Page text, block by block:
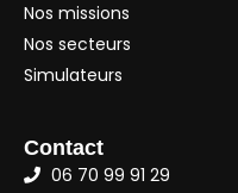
Nos missions
Nos secteurs
Simulateurs
Contact
06 70 99 91 29